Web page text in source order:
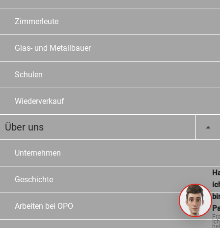
Zimmerleute
Glas- und Metallbauer
Schulen
Wiederverkauf
Über uns
Unternehmen
Geschichte
Arbeiten bei OPO
Ich